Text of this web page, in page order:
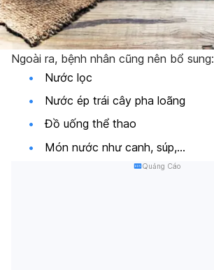
Ngoài ra, bệnh nhân cũng nên bổ sung:
Nước lọc
Nước ép trái cây pha loãng
Đồ uống thể thao
Món nước như canh, súp,…
Quảng Cáo